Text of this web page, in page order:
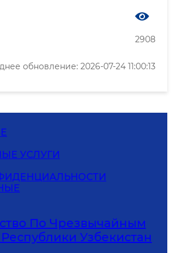
2908
обновление: 2026-07-24 11:00:13
УСЛУГИ
По Чрезвычайным
Узбекистан